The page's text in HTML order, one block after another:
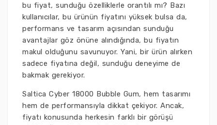
bu fiyat, sunduğu özelliklerle orantılı mı? Bazı
kullanıcılar, bu ürünün fiyatını yüksek bulsa da,
performans ve tasarım açısından sunduğu
avantajlar göz önüne alındığında, bu fiyatın
makul olduğunu savunuyor. Yani, bir ürün alırken
sadece fiyatına değil, sunduğu deneyime de
bakmak gerekiyor.
Saltica Cyber 18000 Bubble Gum, hem tasarımı
hem de performansıyla dikkat çekiyor. Ancak,
fiyatı konusunda herkesin farklı bir görüşü